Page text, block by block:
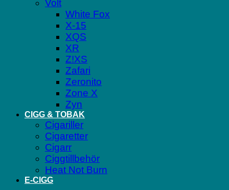
Volt
White Fox
X-15
XQS
XR
Z!XS
Zafari
Zeronito
Zone X
Zyn
CIGG & TOBAK
Cigariller
Cigaretter
Cigarr
Ciggtillbehör
Heat Not Burn
E-CIGG